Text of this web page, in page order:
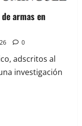
armas en
0
adscritos al
investigación